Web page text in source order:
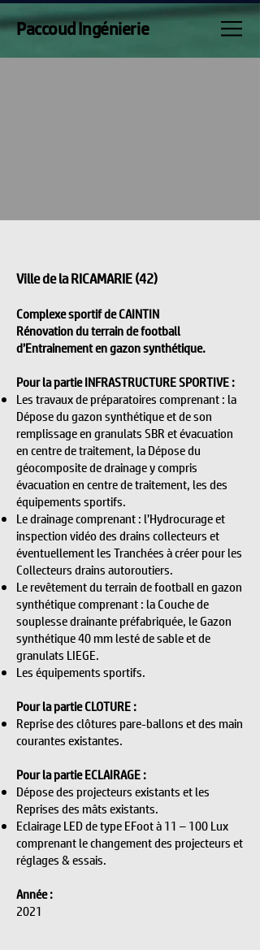
Paccoud Ingénierie
Ville de la RICAMARIE (42)
Complexe sportif de CAINTIN
Rénovation du terrain de football
d’Entrainement en gazon synthétique.
Pour la partie INFRASTRUCTURE SPORTIVE :
Les travaux de préparatoires comprenant : la
Dépose du gazon synthétique et de son
remplissage en granulats SBR et évacuation
en centre de traitement, la Dépose du
géocomposite de drainage y compris
évacuation en centre de traitement, les des
équipements sportifs.
Le drainage comprenant : l’Hydrocurage et
inspection vidéo des drains collecteurs et
éventuellement les Tranchées à créer pour les
Collecteurs drains autoroutiers.
Le revêtement du terrain de football en gazon
synthétique comprenant : la Couche de
souplesse drainante préfabriquée, le Gazon
synthétique 40 mm lesté de sable et de
granulats LIEGE.
Les équipements sportifs.
Pour la partie CLOTURE :
Reprise des clôtures pare-ballons et des main
courantes existantes.
Pour la partie ECLAIRAGE :
Dépose des projecteurs existants et les
Reprises des mâts existants.
Eclairage LED de type EFoot à 11 – 100 Lux
comprenant le changement des projecteurs et
réglages & essais.
Année :
2021